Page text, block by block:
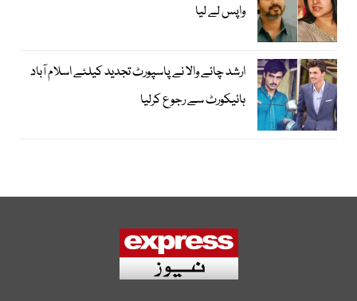
واپس لے لیا
ارشد چائے والا نے پاسپورٹ تجدید کیلئے اسلام آباد
ہائیکورٹ سے رجوع کرلیا